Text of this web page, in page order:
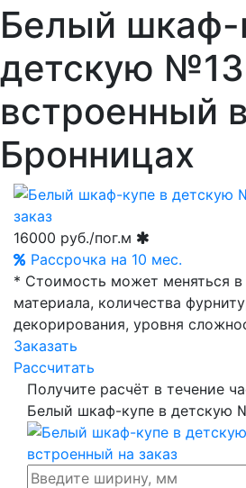
Белый шкаф-
детскую
встроенный в
Бронницах
16000 руб./пог.м
Рассрочка на 10 мес.
* Стоимость может меняться в
материала, количества
декорирования, уровня
Заказать
Рассчитать
Получите расчёт в течение
Белый шкаф-купе в детскую